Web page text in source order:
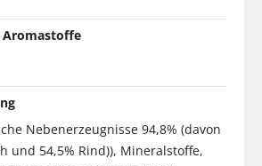
Nebenerzeugnisse 94,8% (davon
und 54,5% Rind)), Mineralstoffe,